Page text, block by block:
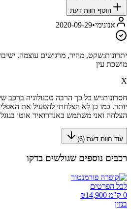
הוסף חוות דעת
אנונימי•
2020-09-29
יתרונות:שקט, מהיר, מרגישים עוצמה.
מושכת עין
X
חסרונות:יש כל כך הרבה טכנולוגיה ברכב
יותר. כמו כן לא הצלחתי להפעיל את
הצלחה ואני משתמש באנדרואיד אוטו
עוד חוות דעת (6
)
רכבים נוספים שגולשים בדקו
לכל הפרטים
0 ק"מ ₪
14,900
בנזין